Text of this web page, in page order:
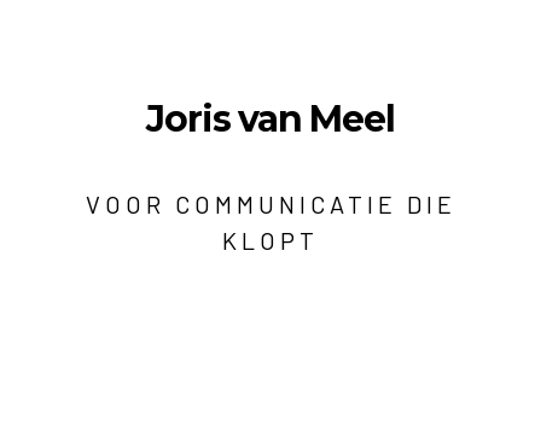
Joris van Meel
VOOR COMMUNICATIE DIE
KLOPT